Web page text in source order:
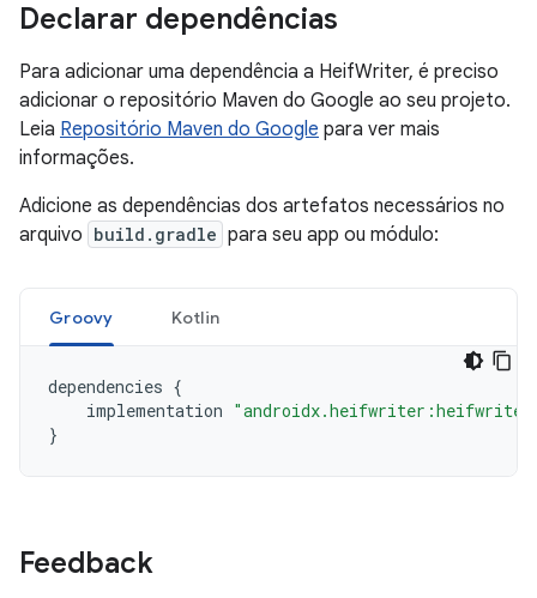
Declarar dependências
Para adicionar uma dependência a HeifWriter, é preciso
adicionar o repositório Maven do Google ao seu projeto.
Leia Repositório Maven do Google para ver mais
informações.
Adicione as dependências dos artefatos necessários no
arquivo build.gradle para seu app ou módulo:
Groovy Kotlin
dependencies {
implementation
}
Feedback